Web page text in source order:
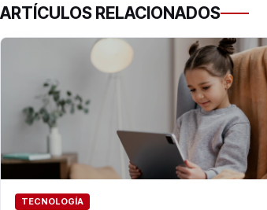
ARTÍCULOS RELACIONADOS
TECNOLOGÍA